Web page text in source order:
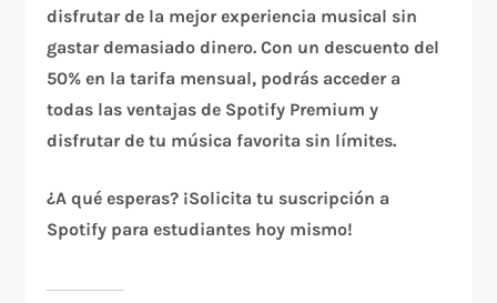
disfrutar de la mejor experiencia musical sin
gastar demasiado dinero. Con un descuento del
50% en la tarifa mensual, podrás acceder a
todas las ventajas de Spotify Premium y
disfrutar de tu música favorita sin límites.
¿A qué esperas? ¡Solicita tu suscripción a
Spotify para estudiantes hoy mismo!